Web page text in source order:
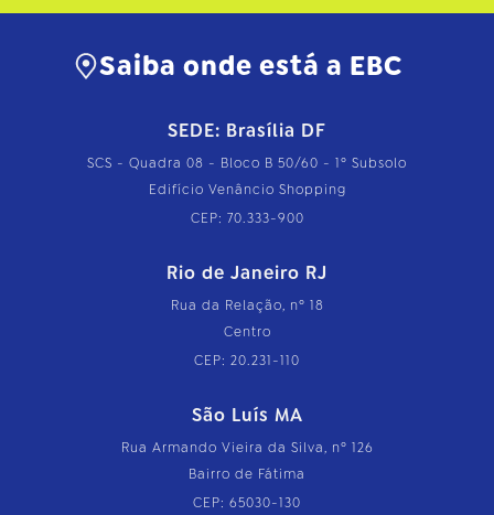
Saiba onde está a EBC
SEDE: Brasília DF
SCS - Quadra 08 - Bloco B 50/60 - 1º Subsolo
Edifício Venâncio Shopping
CEP: 70.333-900
Rio de Janeiro RJ
Rua da Relação, nº 18
Centro
CEP: 20.231-110
São Luís MA
Rua Armando Vieira da Silva, nº 126
Bairro de Fátima
CEP: 65030-130